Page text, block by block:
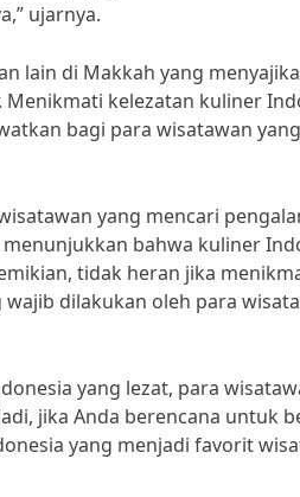
ujarnya.
lain di Makkah yang
kelezatan kuliner
bagi para wisatawan
yang mencari
bahwa kuliner
tidak heran jika
dilakukan oleh para
yang lezat, para
jika Anda berencana untuk
yang menjadi favorit